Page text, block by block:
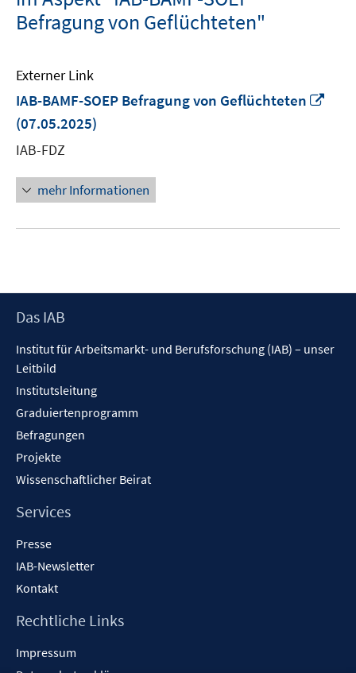
Befragung von Geflüchteten"
Externer Link
IAB-BAMF-SOEP Befragung von Geflüchteten
(07.05.2025)
IAB-FDZ
mehr Informationen
Footer
Das IAB
Institut für Arbeitsmarkt- und Berufsforschung (IAB) – unser
Leitbild
Institutsleitung
Graduiertenprogramm
Befragungen
Projekte
Wissenschaftlicher Beirat
Services
Presse
IAB-Newsletter
Kontakt
Rechtliche Links
Impressum